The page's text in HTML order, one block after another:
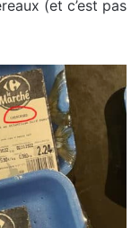
(et c’est pas